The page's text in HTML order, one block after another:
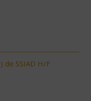
de SSIAD H/F